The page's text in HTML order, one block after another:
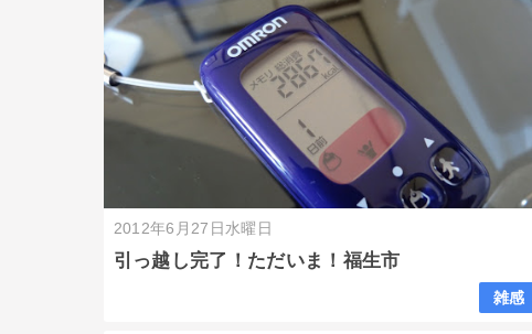
2012年6月27日水曜日
引っ越し完了！ただいま！福生市
雑感